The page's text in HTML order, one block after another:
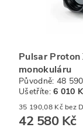
Pulsar
monokuláru
Původně: 48
Ušetříte:6 010
35 190,08
42 580 Kč